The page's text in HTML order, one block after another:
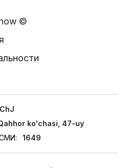
©
ko'chasi, 47-uy
1649